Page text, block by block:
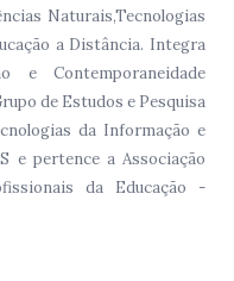
Naturais,Tecnologias
a Distância. Integra
e Contemporaneidade
de Estudos e Pesquisa
da Informação e
e pertence a Associação
da Educação -